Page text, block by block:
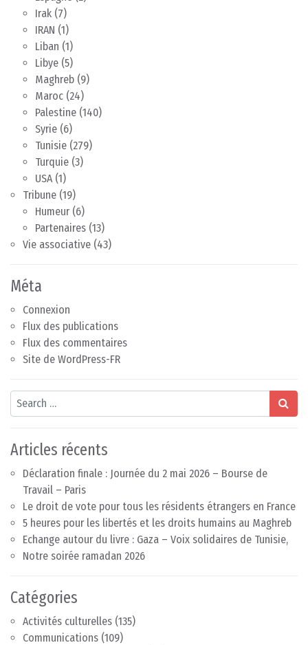
Irak (7)
IRAN (1)
Liban (1)
Libye (5)
Maghreb (9)
Maroc (24)
Palestine (140)
Syrie (6)
Tunisie (279)
Turquie (3)
USA(1)
Tribune (19)
Humeur (6)
Partenaires (13)
Vie associative (43)
Méta
Connexion
Flux des publications
Flux des commentaires
Site de WordPress-FR
Search
Articles récents
Déclaration finale : Journée du 2 mai 2026 – Bourse de
Travail – Paris
Le droit de vote pour tous les résidents étrangers en France
5 heures pour les libertés et les droits humains au Maghreb
Echange autour du livre : Gaza – Voix solidaires de Tunisie,
Notre soirée ramadan 2026
Catégories
Activités culturelles (135)
Communications (109)